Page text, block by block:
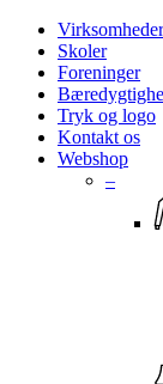
Virksomheder
Skoler
Foreninger
Tryk og logo
Kontakt os
Webshop
–